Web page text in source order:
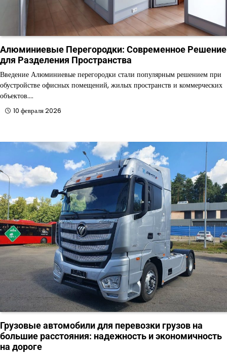
Алюминиевые Перегородки: Современное Решение
для Разделения Пространства
Введение Алюминиевые перегородки стали популярным решением при
обустройстве офисных помещений, жилых пространств и коммерческих
объектов.…
10 февраля 2026
Грузовые автомобили для перевозки грузов на
большие расстояния: надежность и экономичность
на дороге